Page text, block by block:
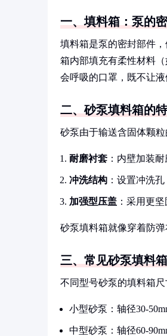
一、填料箱：泵的
填料箱是泵的密封部件
箱内部填充有柔性材料
会呼吸的口罩，既不让液
二、砂泵填料箱的
砂泵由于输送含固体颗
耐磨衬套 ：内壁加装
冲洗结构 ：设置冲洗
加强型压盖 ：采用更
砂泵填料箱就像穿着防
三、常见砂泵填料
不同型号砂泵的填料箱
小型砂泵：轴径30-
中型砂泵：轴径60-